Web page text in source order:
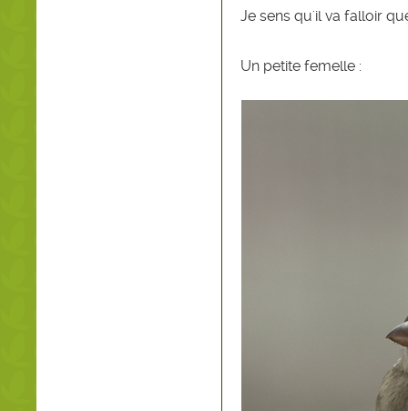
Je sens qu'il va falloir
Un petite femelle :